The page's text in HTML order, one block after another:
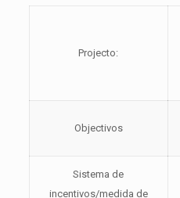
Projecto:
Objectivos
Sistema de
incentivos/medida de